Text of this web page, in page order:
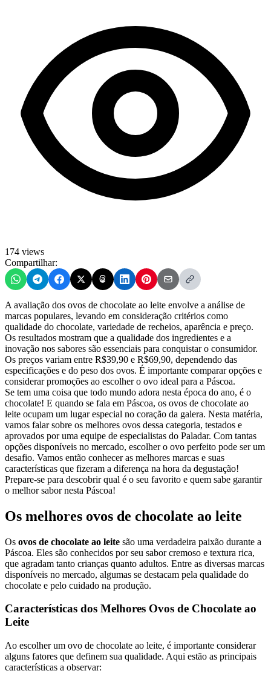
174 views
Compartilhar:
A avaliação dos ovos de chocolate ao leite envolve a análise de
marcas populares, levando em consideração critérios como
qualidade do chocolate, variedade de recheios, aparência e preço.
Os resultados mostram que a qualidade dos ingredientes e a
inovação nos sabores são essenciais para conquistar o consumidor.
Os preços variam entre R$39,90 e R$69,90, dependendo das
especificações e do peso dos ovos. É importante comparar opções e
considerar promoções ao escolher o ovo ideal para a Páscoa.
Se tem uma coisa que todo mundo adora nesta época do ano, é o
chocolate! E quando se fala em Páscoa, os ovos de chocolate ao
leite ocupam um lugar especial no coração da galera. Nesta matéria,
vamos falar sobre os melhores ovos dessa categoria, testados e
aprovados por uma equipe de especialistas do Paladar. Com tantas
opções disponíveis no mercado, escolher o ovo perfeito pode ser um
desafio. Vamos então conhecer as melhores marcas e suas
características que fizeram a diferença na hora da degustação!
Prepare-se para descobrir qual é o seu favorito e quem sabe garantir
o melhor sabor nesta Páscoa!
Os melhores ovos de chocolate ao leite
Os ovos de chocolate ao leite são uma verdadeira paixão durante a
Páscoa. Eles são conhecidos por seu sabor cremoso e textura rica,
que agradam tanto crianças quanto adultos. Entre as diversas marcas
disponíveis no mercado, algumas se destacam pela qualidade do
chocolate e pelo cuidado na produção.
Características dos Melhores Ovos de Chocolate ao
Leite
Ao escolher um ovo de chocolate ao leite, é importante considerar
alguns fatores que definem sua qualidade. Aqui estão as principais
características a observar: